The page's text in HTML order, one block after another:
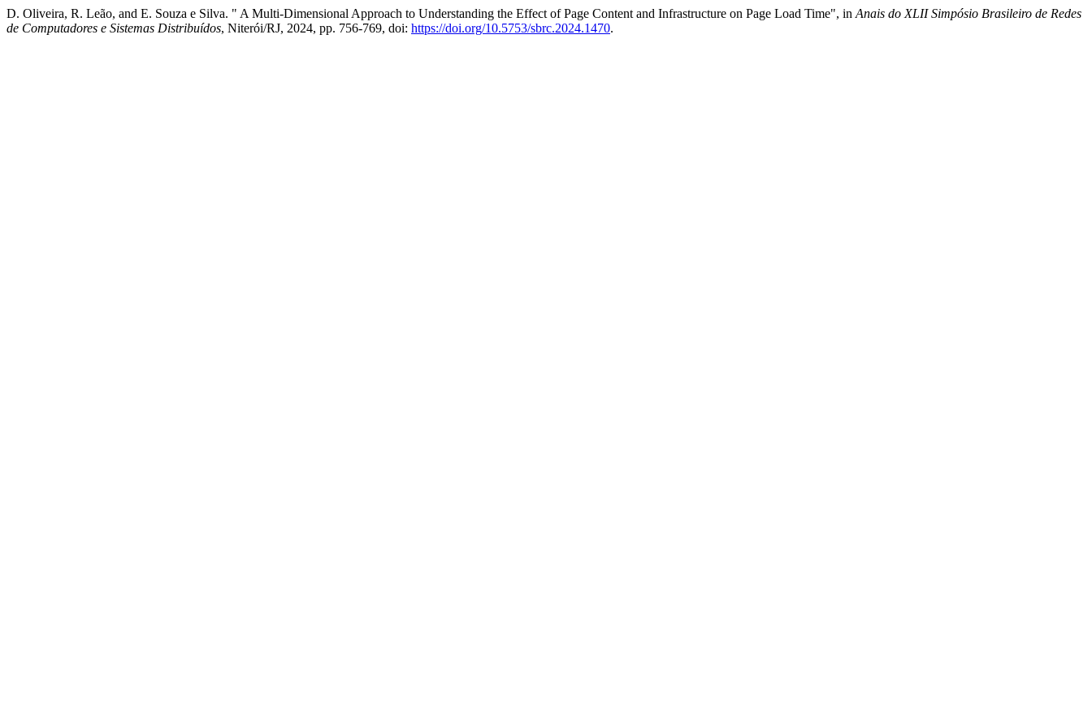
D. Oliveira, R. Leão, and E. Souza e Silva. " A Multi-Dimensional Approach to Understanding the Effect of Page Content and Infrastructure on Page Load Time", in Anais do XLII Simpósio Brasileiro de Redes
de Computadores e Sistemas Distribuídos, Niterói/RJ, 2024, pp. 756-769, doi: https://doi.org/10.5753/sbrc.2024.1470.